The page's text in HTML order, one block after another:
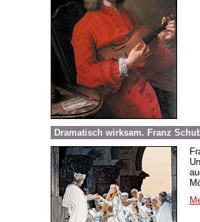
Dramatisch wirksam. Franz